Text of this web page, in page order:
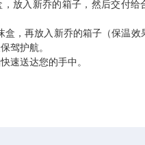
放入新乔的箱子，然后交付给
，再放入新乔的箱子（保温效
驾护航。
速送达您的手中。